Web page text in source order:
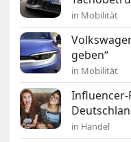
in Mobilität
geben“
in Mobilität
in Handel